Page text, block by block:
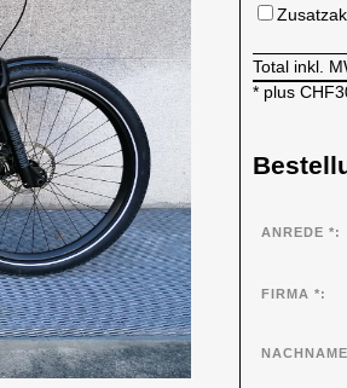
Total inkl.
* plus
ANREDE *
FIRMA *
NACHNAME